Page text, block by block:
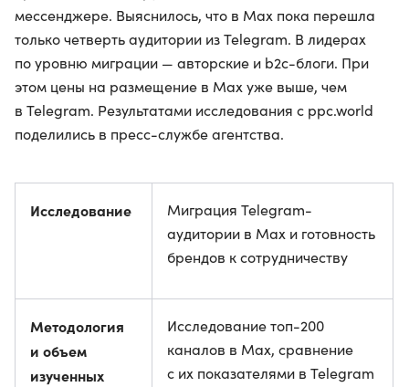
мессенджере. Выяснилось, что в Max пока перешла
только четверть аудитории из Telegram. В лидерах
по уровню миграции — авторские и b2c-блоги. При
этом цены на размещение в Max уже выше, чем
в Telegram. Результатами исследования с ppc.world
поделились в пресс-службе агентства.
Исследование
Миграция Telegram-
аудитории в Max и готовность
брендов к сотрудничеству
Методология
и объем
изученных
Исследование топ-200
каналов в Max, сравнение
с их показателями в Telegram